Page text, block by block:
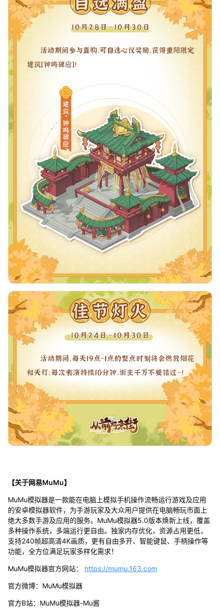
【关于网易MuMu】
MuMu模拟器是一款能在电脑上模拟手机操作流畅运行游戏及应用
的安卓模拟器软件，为手游玩家及大众用户提供在电脑畅玩市面上
绝大多数手游及应用的服务。MuMu模拟器5.0版本焕新上线，覆盖
多种操作系统，多端运行更自由。独家内存优化，资源占用更低，
支持240帧超高清4K画质，更有自由多开、智能键鼠、手柄操作等
功能，全方位满足玩家多样化需求！
MuMu模拟器官方网站： https://mumu.163.com
官方微博：MuMu模拟器
官方B站：MuMu模拟器-Mu酱